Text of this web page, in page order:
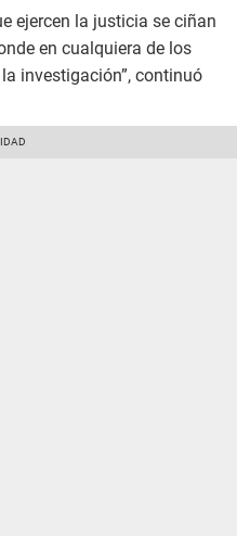
ejercen la justicia se ciñan
en cualquiera de los
investigación”, continuó